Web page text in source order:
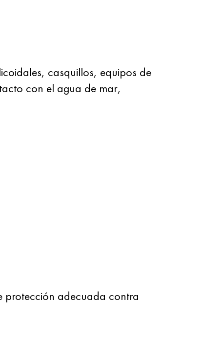
casquillos, equipos de
con el agua de mar,
protección adecuada contra